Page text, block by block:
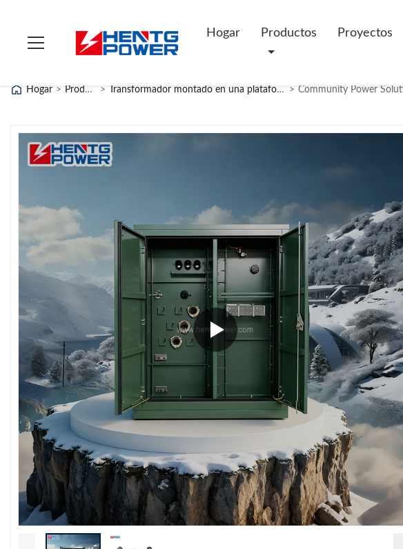
Hogar Productos Proyectos
Hogar > Productos > Transformador montado en una plataforma de tres fases >